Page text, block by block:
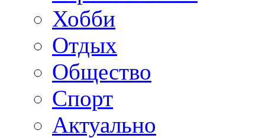
Хобби
Отдых
Общество
Спорт
Актуально